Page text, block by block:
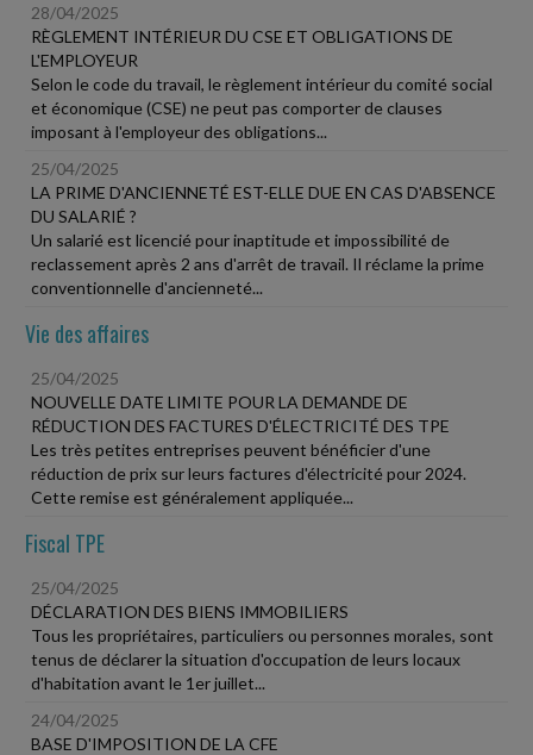
28/04/2025
RÈGLEMENT INTÉRIEUR DU CSE ET OBLIGATIONS DE
L'EMPLOYEUR
Selon le code du travail, le règlement intérieur du comité social
et économique (CSE) ne peut pas comporter de clauses
imposant à l'employeur des obligations...
25/04/2025
LA PRIME D'ANCIENNETÉ EST-ELLE DUE EN CAS D'ABSENCE
DU SALARIÉ ?
Un salarié est licencié pour inaptitude et impossibilité de
reclassement après 2 ans d'arrêt de travail. Il réclame la prime
conventionnelle d'ancienneté...
Vie des affaires
25/04/2025
NOUVELLE DATE LIMITE POUR LA DEMANDE DE
RÉDUCTION DES FACTURES D'ÉLECTRICITÉ DES TPE
Les très petites entreprises peuvent bénéficier d'une
réduction de prix sur leurs factures d'électricité pour 2024.
Cette remise est généralement appliquée...
Fiscal TPE
25/04/2025
DÉCLARATION DES BIENS IMMOBILIERS
Tous les propriétaires, particuliers ou personnes morales, sont
tenus de déclarer la situation d'occupation de leurs locaux
d'habitation avant le 1er juillet...
24/04/2025
BASE D'IMPOSITION DE LA CFE